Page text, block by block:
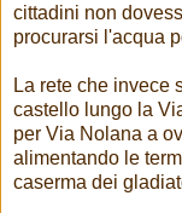
cittadini non
procurarsi l'acqua
La rete che invece
castello lungo la
per Via Nolana a
alimentando le
caserma dei